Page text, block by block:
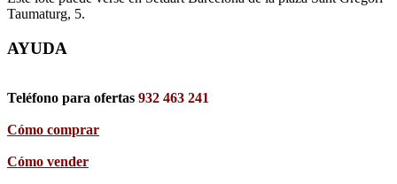
Taumaturg, 5.
AYUDA
Teléfono para ofertas 932 463 241
Cómo comprar
Cómo vender